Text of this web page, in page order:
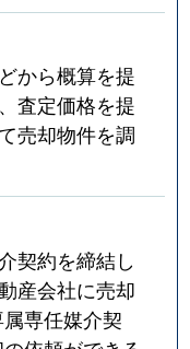
から概算を提
査定価格を提
売却物件を調
契約を締結し
産会社に売却
専任媒介契